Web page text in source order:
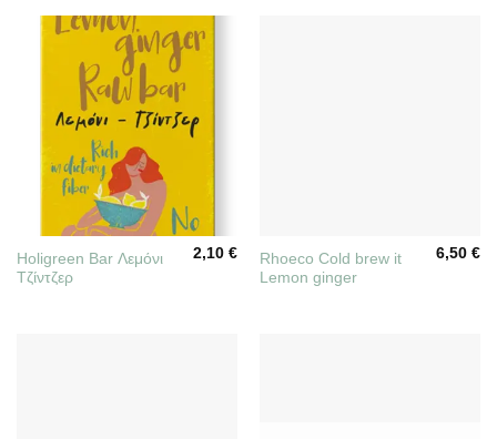
Holigreen Bar Λεμόνι
Τζίντζερ
2,10€
Rhoeco Cold brew it
Lemon ginger
6,50€